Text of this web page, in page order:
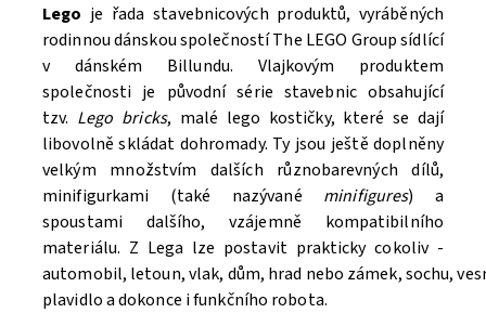
Souhlasím seZpracováním osobních údajů.
Lego je řada stavebnicových produktů, vyráběných
rodinnou dánskou společností The LEGO Group sídlící
v dánském Billundu. Vlajkovým produktem
společnosti je původní série stavebnic obsahující
tzv. Lego bricks, malé lego kostičky, které se dají
libovolně skládat dohromady. Ty jsou ještě doplněny
velkým množstvím dalších různobarevných dílů,
minifigurkami (také nazývané minifigures) a
spoustami dalšího, vzájemně kompatibilního
materiálu. Z Lega lze postavit prakticky cokoliv -
automobil, letoun, vlak, dům, hrad nebo zámek, sochu,
plavidlo a dokonce i funkčního robota.